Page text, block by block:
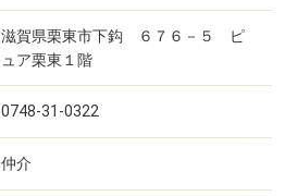
滋賀県栗東市下鈎 ６７６－５ ピ
ュア栗東１階
0748-31-0322
仲介